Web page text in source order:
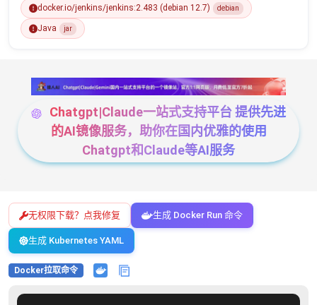
docker.io/jenkins/jenkins:2.483 (debian 12.7) debian
Java jar
Chatgpt|Claude一站式支持平台 提供先进
的AI镜像服务，助你在国内优雅的使用
Chatgpt和Claude等AI服务
无权限下载？点我修复 生成 Docker Run 命令
生成 Kubernetes YAML
Docker拉取命令